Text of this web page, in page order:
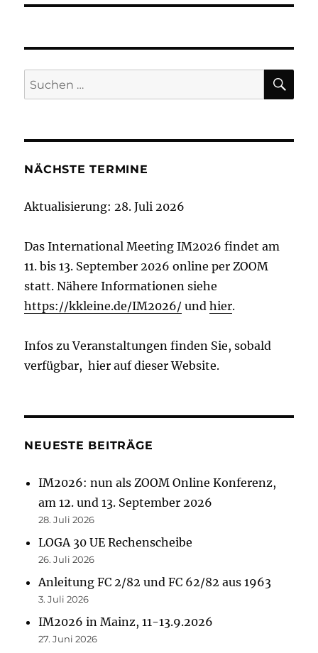
Suchen
nach:
NÄCHSTE TERMINE
Aktualisierung: 28. Juli 2026
Das International Meeting IM2026 findet am
11. bis 13. September 2026 online per ZOOM
statt. Nähere Informationen siehe
https://kkleine.de/IM2026/ undhier.
Infos zu Veranstaltungen finden Sie, sobald
verfügbar, hier auf dieser Website.
NEUESTE BEITRÄGE
IM2026: nun als ZOOM Online Konferenz,
am 12. und 13. September 2026
28. Juli 2026
LOGA 30 UE Rechenscheibe
26. Juli 2026
Anleitung FC 2/82 und FC 62/82 aus 1963
3. Juli 2026
IM2026 in Mainz, 11-13.9.2026
27. Juni 2026